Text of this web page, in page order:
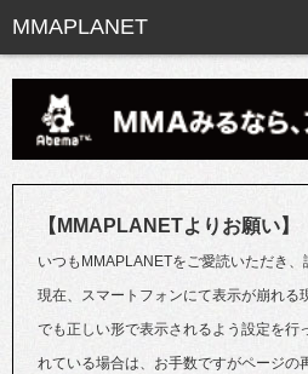
【MMAPLANETよりお願い】
いつもMMAPLANETをご愛読いただき、
現在、スマートフォンにて表示が崩れる
でも正しい形で表示されるよう設定を行
れている場合は、お手数ですがページの